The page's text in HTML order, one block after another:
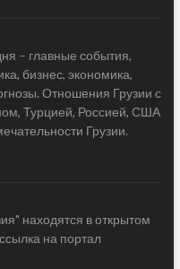
– главные события,
бизнес, экономика,
Отношения Грузии с
Турцией, Россией, США
Грузии.
находятся в открытом
на портал